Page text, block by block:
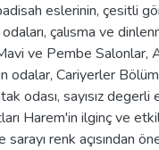
eslerinin, çesitli
çalısma ve
ve Pembe Salonlar,
odalar, Cariyerler
odası, sayısız degerli
Harem'in ilginç ve
renk açısından